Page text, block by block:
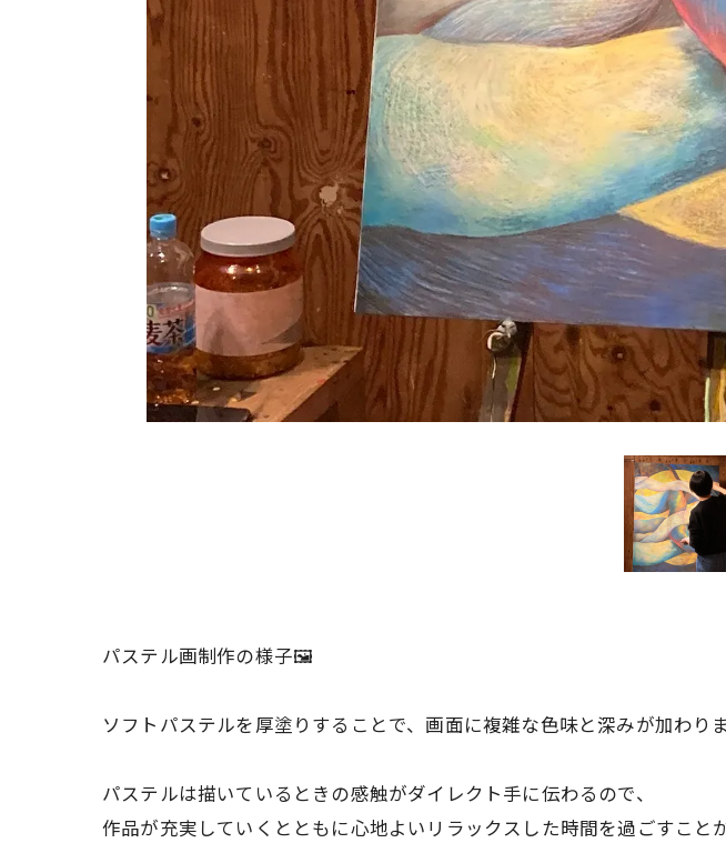
パステル画制作の様子🖼️
ソフトパステルを厚塗りすることで、画面に複雑な色味と深みが加わりま
パステルは描いているときの感触がダイレクト手に伝わるので、
作品が充実していくとともに心地よいリラックスした時間を過ごすこと